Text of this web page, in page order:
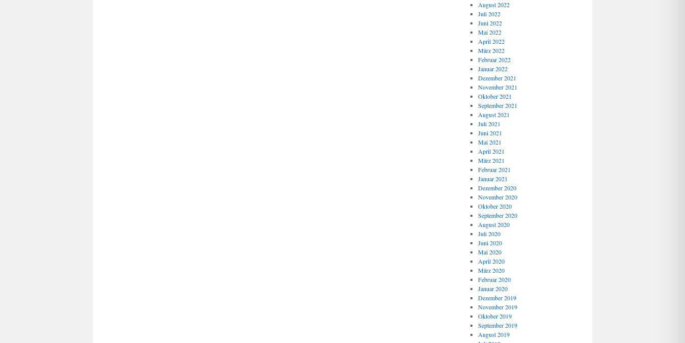
August 2022
Juli 2022
Juni 2022
Mai 2022
April 2022
März 2022
Februar 2022
Januar 2022
Dezember 2021
November 2021
Oktober 2021
September 2021
August 2021
Juli 2021
Juni 2021
Mai 2021
April 2021
März 2021
Februar 2021
Januar 2021
Dezember 2020
November 2020
Oktober 2020
September 2020
August 2020
Juli 2020
Juni 2020
Mai 2020
April 2020
März 2020
Februar 2020
Januar 2020
Dezember 2019
November 2019
Oktober 2019
September 2019
August 2019